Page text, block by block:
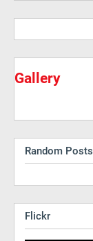
Gallery
Random Posts
Flickr